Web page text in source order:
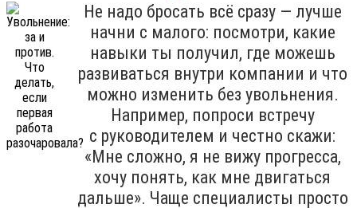
Не надо бросать всё сразу — лучше
начни с малого: посмотри, какие
навыки ты получил, где можешь
развиваться внутри компании и что
можно изменить без увольнения.
Например, попроси встречу
с руководителем и честно скажи:
«Мне сложно, я не вижу прогресса,
хочу понять, как мне двигаться
дальше». Чаще специалисты просто